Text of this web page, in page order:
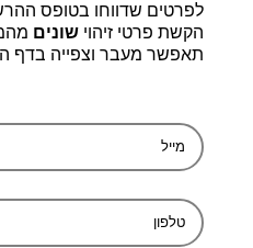
לפרטים שדווחו בטופס
הקשת פרטי זיהוי שונים
תאפשר מעבר וצפייה בדף